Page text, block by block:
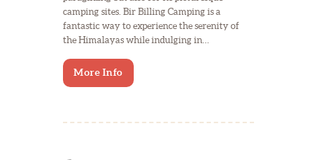
camping sites. Bir Billing Camping is a
fantastic way to experience the serenity of
the Himalayas while indulging in…
More Info